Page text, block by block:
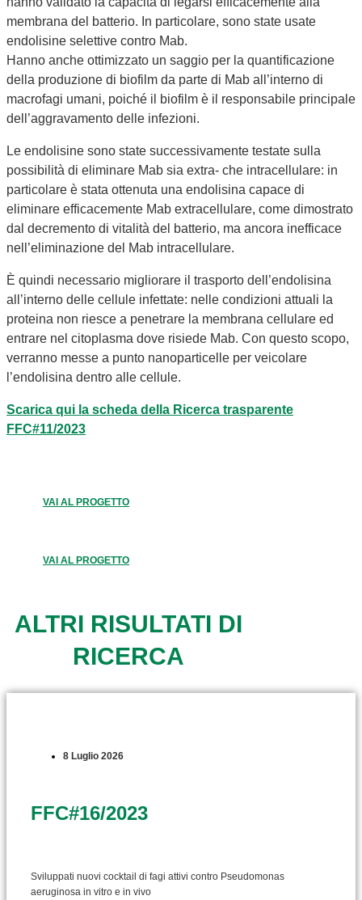
membrana del batterio. In particolare, sono state usate
endolisine selettive contro Mab.
Hanno anche ottimizzato un saggio per la quantificazione
della produzione di biofilm da parte di Mab all’interno di
macrofagi umani, poiché il biofilm è il responsabile principale
dell’aggravamento delle infezioni.
Le endolisine sono state successivamente testate sulla
possibilità di eliminare Mab sia extra- che intracellulare: in
particolare è stata ottenuta una endolisina capace di
eliminare efficacemente Mab extracellulare, come dimostrato
dal decremento di vitalità del batterio, ma ancora inefficace
nell’eliminazione del Mab intracellulare.
È quindi necessario migliorare il trasporto dell’endolisina
all’interno delle cellule infettate: nelle condizioni attuali la
proteina non riesce a penetrare la membrana cellulare ed
entrare nel citoplasma dove risiede Mab. Con questo scopo,
verranno messe a punto nanoparticelle per veicolare
l’endolisina dentro alle cellule.
Scarica qui la scheda della Ricerca trasparente
FFC#11/2023
VAI AL PROGETTO
VAI AL PROGETTO
ALTRI RISULTATI DI
RICERCA
8 Luglio 2026
FFC#16/2023
Sviluppati nuovi cocktail di fagi attivi contro Pseudomonas
aeruginosa in vitro e in vivo